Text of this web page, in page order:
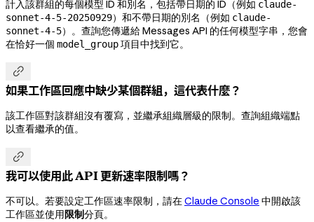
計入該群組的每個模型 ID 和別名，包括帶日期的 ID（例如 claude-
sonnet-4-5-20250929）和不帶日期的別名（例如 claude-
sonnet-4-5）。查詢您傳遞給 Messages API 的任何模型字串，您會
在恰好一個 model_group項目中找到它。

如果工作區回應中缺少某個群組，這代表什麼？
該工作區對該群組沒有覆寫，並繼承組織層級的限制。查詢組織端點
以查看繼承的值。

我可以使用此 API 更新速率限制嗎？
不可以。若要設定工作區速率限制，請在Claude Console 中開啟該
工作區並使用限制分頁。